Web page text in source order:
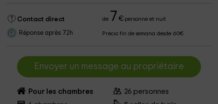
Contact direct de 7 €personne et nuit
Réponse après 72h Precio fin de semana desde 60€
Envoyer un message au propriétaire
Pour les chambres 26 personnes